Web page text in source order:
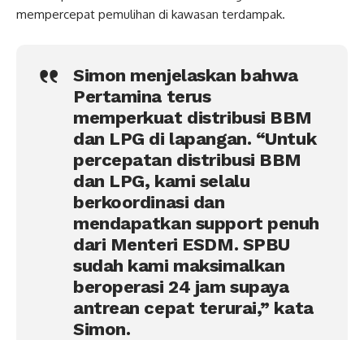
mempercepat pemulihan di kawasan terdampak.
Simon menjelaskan bahwa
Pertamina terus
memperkuat distribusi BBM
dan LPG di lapangan. “Untuk
percepatan distribusi BBM
dan LPG, kami selalu
berkoordinasi dan
mendapatkan support penuh
dari Menteri ESDM. SPBU
sudah kami maksimalkan
beroperasi 24 jam supaya
antrean cepat terurai,” kata
Simon.